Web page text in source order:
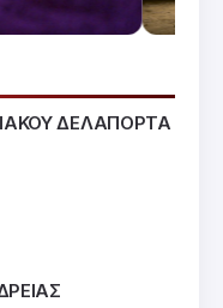
ΔΕΛΑΠΟΡΤΑ